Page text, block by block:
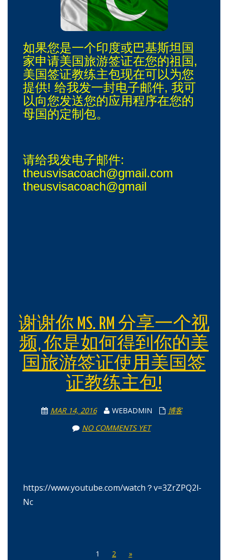
如果您是一个印度或巴基斯坦国
家申请美国旅游签证在您的祖国,
美国签证教练主包现在可以为您
提供! 给我发一封电子邮件, 我可
以向您发送您的应用程序在您的
母国的定制包。
请给我发电子邮件:
theusvisacoach@gmail.com
theusvisacoach@gmail
谢谢你 MS. RM 分享一个视
频, 你是如何得到你的美
国旅游签证使用美国签
证教练主包!
MAR 14, 2016 WEBADMIN
博客
NO COMMENTS YET
https://www.youtube.com/watch？v=3ZrZPQ2l-
Nc
1 2 »